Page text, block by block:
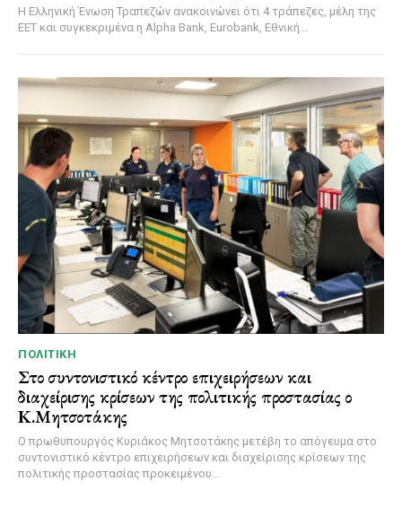
Η Ελληνική Ένωση Τραπεζών ανακοινώνει ότι 4 τράπεζες, μέλη της
ΕΕΤ και συγκεκριμένα η Alpha Bank, Eurobank, Εθνική...
ΠΟΛΙΤΙΚΉ
Στο συντονιστικό κέντρο επιχειρήσεων και
διαχείρισης κρίσεων της πολιτικής προστασίας ο
Κ.Μητσοτάκης
Ο πρωθυπουργός Κυριάκος Μητσοτάκης μετέβη το απόγευμα στο
συντονιστικό κέντρο επιχειρήσεων και διαχείρισης κρίσεων της
πολιτικής προστασίας προκειμένου...